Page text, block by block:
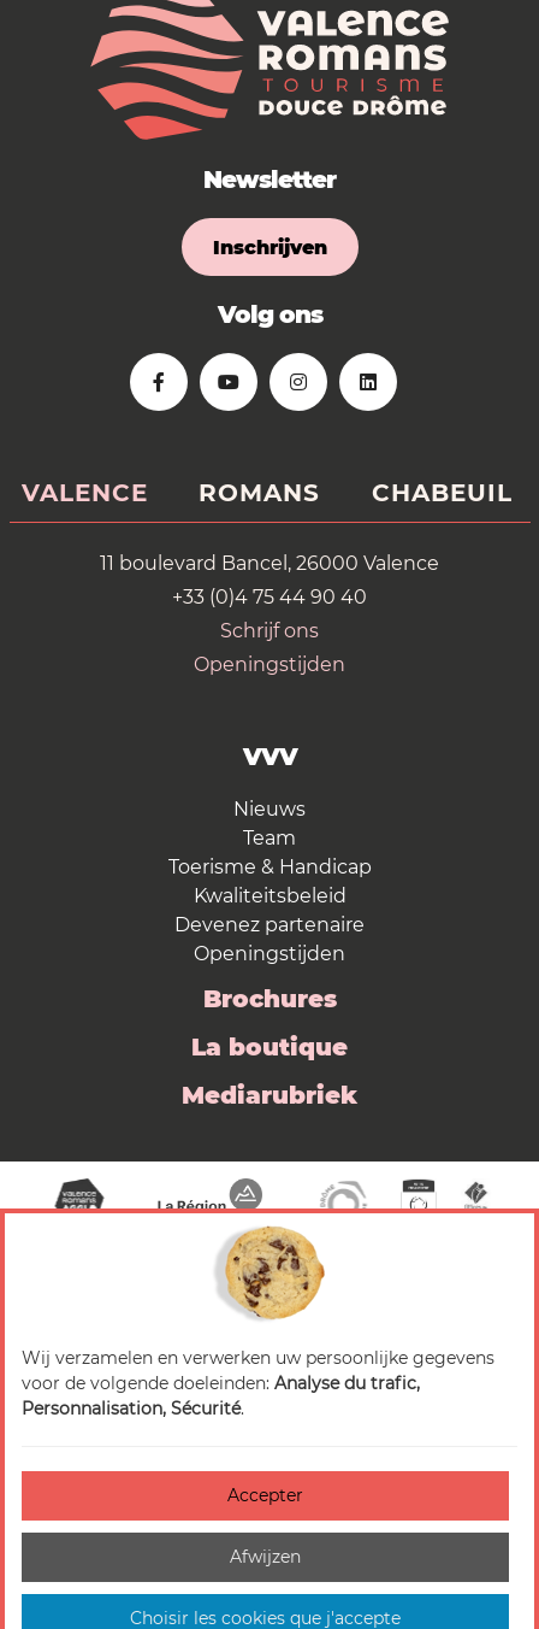
Newsletter
Inschrijven
Volg ons
VALENCE ROMANS CHABEUIL
11 boulevard Bancel, 26000 Valence
+33 (0)4 75 44 90 40
Schrijf ons
Openingstijden
VVV
Nieuws
Team
Toerisme & Handicap
Kwaliteitsbeleid
Devenez partenaire
Openingstijden
Brochures
La boutique
Mediarubriek
© 2026 Valence Romans Tourisme — Alle rechten
voorbehouden
Titels
Accessibilité : non-conforme
Beheer van cookies
Plattegrond van de site
Wij verzamelen en verwerken uw persoonlijke gegevens
voor de volgende doeleinden: Analyse du trafic,
Personnalisation, Sécurité.
Accepter
Afwijzen
Choisir les cookies que j'accepte